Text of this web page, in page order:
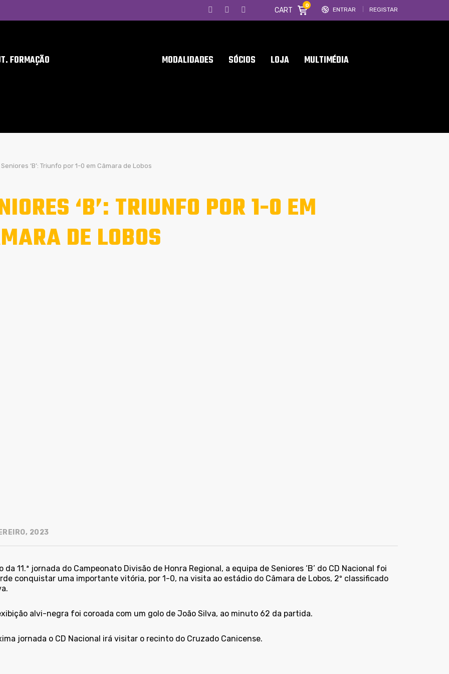
ENTRAR REGISTAR
CART
0
FORMAÇÃO MODALIDADES SÓCIOS LOJA MULTIMÉDIA
Seniores ‘B’: Triunfo por 1-0 em Câmara de Lobos
‘B’: TRIUNFO POR 1-0 EM
DE LOBOS
2023
da 11.ª jornada do Campeonato Divisão de Honra Regional, a equipa de Seniores ‘B’ do CD Nacional foi
conquistar uma importante vitória, por 1-0, na visita ao estádio do Câmara de Lobos, 2º classificado
alvi-negra foi coroada com um golo de João Silva, ao minuto 62 da partida.
jornada o CD Nacional irá visitar o recinto do Cruzado Canicense.